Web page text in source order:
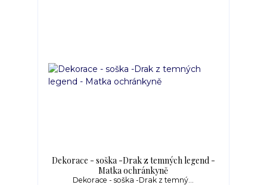
Dekorace - soška -Drak z temných legend -
Matka ochránkyně
Dekorace - soška -Drak z temný...